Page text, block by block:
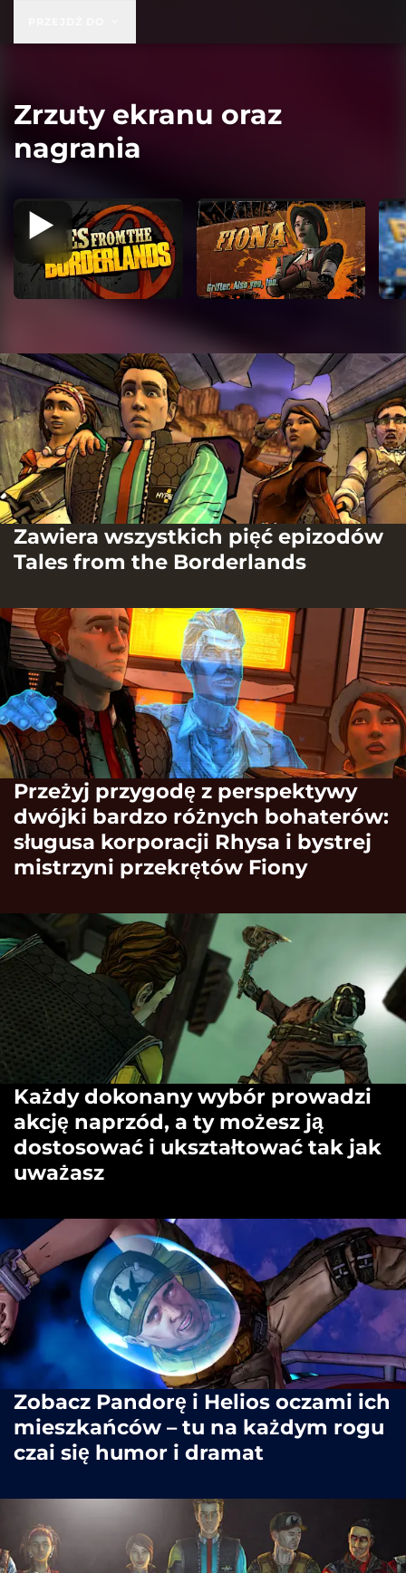
Zrzuty ekranu oraz
nagrania
Zawiera wszystkich pięć epizodów
Tales from the Borderlands
Przeżyj przygodę z perspektywy
dwójki bardzo różnych bohaterów:
sługusa korporacji Rhysa i bystrej
mistrzyni przekrętów Fiony
Każdy dokonany wybór prowadzi
akcję naprzód, a ty możesz ją
dostosować i ukształtować tak jak
uważasz
Zobacz Pandorę i Helios oczami ich
mieszkańców – tu na każdym rogu
czai się humor i dramat